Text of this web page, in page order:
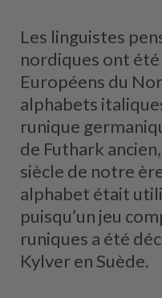
Les linguistes
nordiques ont
Européens du
alphabets
runique
de Futhark
siècle de notre
alphabet était
puisqu’un jeu
runiques a été
Kylver en Suède.